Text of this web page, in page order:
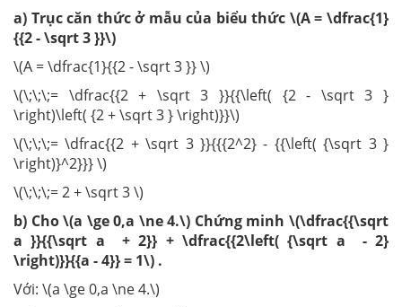
a) Trục căn thức ở mẫu của biểu thức \(A = \dfrac{1}
{{2 - \sqrt 3 }}\)
\(A = \dfrac{1}{{2 - \sqrt 3 }} \)
\(\;\;\;= \dfrac{{2 + \sqrt 3 }}{{\left( {2 - \sqrt 3 }
\right)\left( {2 + \sqrt 3 } \right)}}\)
\(\;\;\;= \dfrac{{2 + \sqrt 3 }}{{{2^2} - {{\left( {\sqrt 3 }
\right)}^2}}} \)
\(\;\;\;= 2 + \sqrt 3 \)
b) Cho \(a \ge 0,a \ne 4.\) Chứng minh \(\dfrac{{\sqrt
a }}{{\sqrt a + 2}} + \dfrac{{2\left( {\sqrt a - 2}
\right)}}{{a - 4}} = 1\) .
Với: \(a \ge 0,a \ne 4.\)